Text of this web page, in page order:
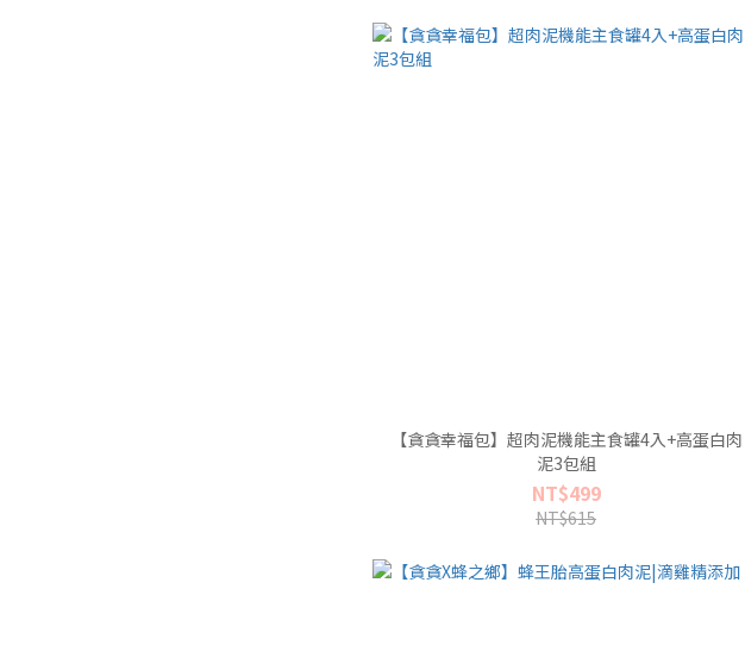
【貪貪幸福包】超肉泥機能主食罐4入+高蛋白肉
泥3包組
NT$499
NT$615